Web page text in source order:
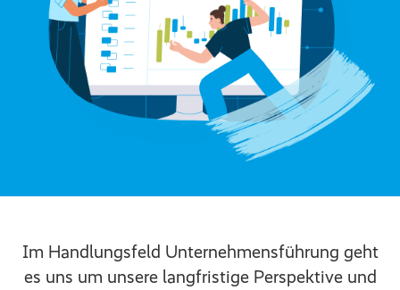
Im Handlungsfeld Unternehmensführung geht
es uns um unsere langfristige Perspektive und